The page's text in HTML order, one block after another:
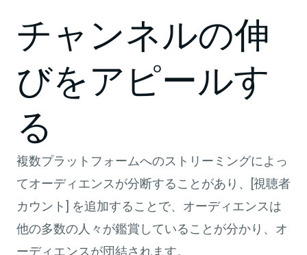
チャンネルの伸
びをアピールす
る
複数プラットフォームへのストリーミングによっ
てオーディエンスが分断することがあり、[視聴者
カウント] を追加することで、オーディエンスは
他の多数の人々が鑑賞していることが分かり、オ
ーディエンスが団結されます。